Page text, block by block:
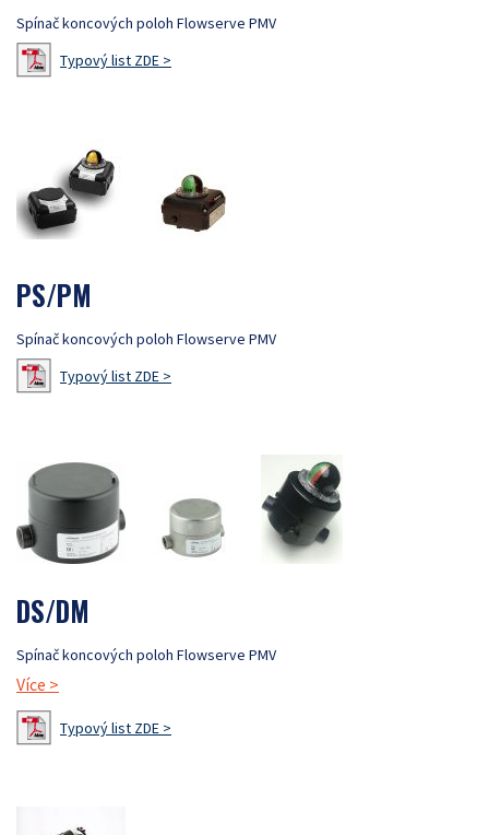
Spínač koncových poloh Flowserve PMV
Typový list ZDE >
PS/PM
Spínač koncových poloh Flowserve PMV
Typový list ZDE >
DS/DM
Spínač koncových poloh Flowserve PMV
Více >
Typový list ZDE >